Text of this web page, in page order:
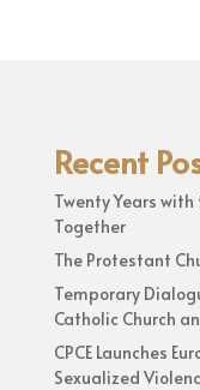
Recent
Twenty Years with
Together
The Protestant
Temporary
Catholic Church
CPCE Launches
Sexualized